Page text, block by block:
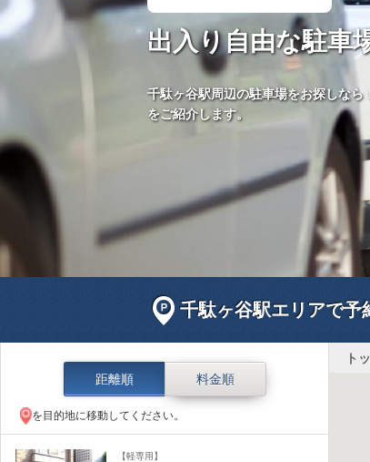
出入り自由な駐車
千駄ヶ谷駅周辺の駐車場をお探しな
をご紹介します。
千駄ヶ谷駅エリアで
ト
距離順
料金順
を目的地に移動してください。
【軽専用】